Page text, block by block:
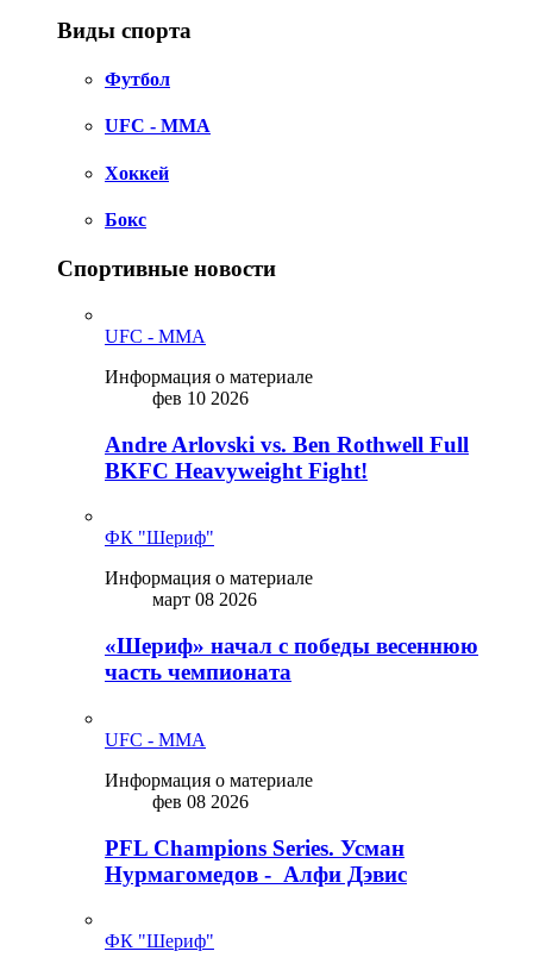
Виды спорта
Футбол
UFC - MMA
Хоккей
Бокс
Спортивные новости
UFC - MMA
Информация о материале
фев 10 2026
Andre Arlovski vs. Ben Rothwell Full
BKFC Heavyweight Fight!
ФК "Шериф"
Информация о материале
март 08 2026
«Шериф» начал с победы весеннюю
часть чемпионата
UFC - MMA
Информация о материале
фев 08 2026
PFL Champions Series. Усман
Нурмагомедов - Алфи Дэвис
ФК "Шериф"